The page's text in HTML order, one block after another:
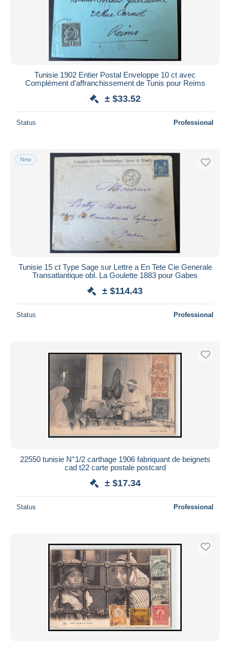
Tunisie 1902 Entier Postal Enveloppe 10 ct avec
Complément d'affranchissement de Tunis pour Reims
± $33.52
Status Professional
New
Tunisie 15 ct Type Sage sur Lettre a En Tete Cie Generale
Transatlantique obl. La Goulette 1883 pour Gabes
± $114.43
Status Professional
22550 tunisie N°1/2 carthage 1906 fabriquant de beignets
cad t22 carte postale postcard
± $17.34
Status Professional